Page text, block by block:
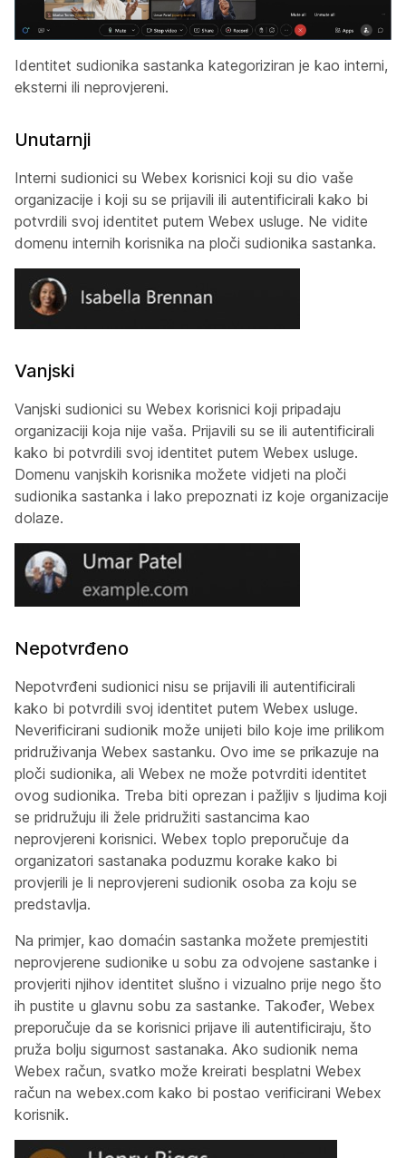
Identitet sudionika sastanka kategoriziran je kao interni,
eksterni ili neprovjereni.
Unutarnji
Interni sudionici su Webex korisnici koji su dio vaše
organizacije i koji su se prijavili ili autentificirali kako bi
potvrdili svoj identitet putem Webex usluge. Ne vidite
domenu internih korisnika na ploči sudionika sastanka.
Vanjski
Vanjski sudionici su Webex korisnici koji pripadaju
organizaciji koja nije vaša. Prijavili su se ili autentificirali
kako bi potvrdili svoj identitet putem Webex usluge.
Domenu vanjskih korisnika možete vidjeti na ploči
sudionika sastanka i lako prepoznati iz koje organizacije
dolaze.
Nepotvrđeno
Nepotvrđeni sudionici nisu se prijavili ili autentificirali
kako bi potvrdili svoj identitet putem Webex usluge.
Neverificirani sudionik može unijeti bilo koje ime prilikom
pridruživanja Webex sastanku. Ovo ime se prikazuje na
ploči sudionika, ali Webex ne može potvrditi identitet
ovog sudionika. Treba biti oprezan i pažljiv s ljudima koji
se pridružuju ili žele pridružiti sastancima kao
neprovjereni korisnici. Webex toplo preporučuje da
organizatori sastanaka poduzmu korake kako bi
provjerili je li neprovjereni sudionik osoba za koju se
predstavlja.
Na primjer, kao domaćin sastanka možete premjestiti
neprovjerene sudionike u sobu za odvojene sastanke i
provjeriti njihov identitet slušno i vizualno prije nego što
ih pustite u glavnu sobu za sastanke. Također, Webex
preporučuje da se korisnici prijave ili autentificiraju, što
pruža bolju sigurnost sastanaka. Ako sudionik nema
Webex račun, svatko može kreirati besplatni Webex
račun na webex.com kako bi postao verificirani Webex
korisnik.